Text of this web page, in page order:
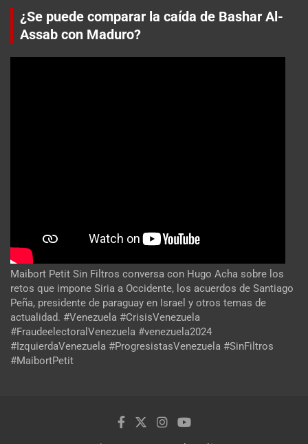
¿Se puede comparar la caída de Bashar Al-
Assab con Maduro?
Maibort Petit Sin Filtros conversa con Hugo Acha sobre los
retos que impone Siria a Occidente, los acuerdos de Santiago
Peña, presidente de paraguay en Israel y otros temas de
actualidad. #Venezuela #CrisisVenezuela
#FraudeelectoralVenezuela #venezuela2024
#IzquierdaVenezuela #ProgresistasVenezuela #SinFiltros
#MaibortPetit